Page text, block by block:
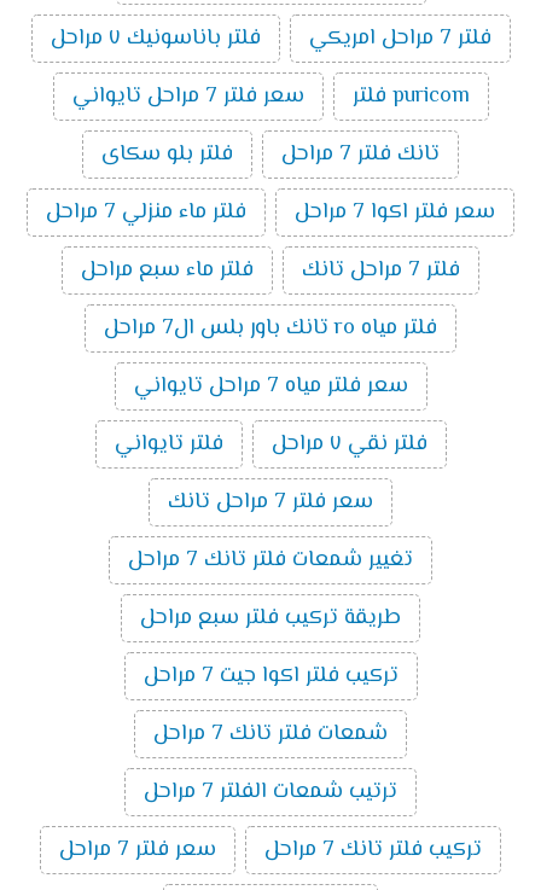
فلتر 7 مراحل امريكي
فلتر باناسونيك ٧ مراحل
puricom فلتر
سعر فلتر 7 مراحل تايواني
تانك فلتر 7 مراحل
فلتر بلو سكاى
سعر فلتر اكوا 7 مراحل
فلتر ماء منزلي 7 مراحل
فلتر 7 مراحل تانك
فلتر ماء سبع مراحل
فلتر مياه ro تانك باور بلس ال7 مراحل
سعر فلتر مياه 7 مراحل تايواني
فلتر نقي ٧ مراحل
فلتر تايواني
سعر فلتر 7 مراحل تانك
تغيير شمعات فلتر تانك 7 مراحل
طريقة تركيب فلتر سبع مراحل
تركيب فلتر اكوا جيت 7 مراحل
شمعات فلتر تانك 7 مراحل
ترتيب شمعات الفلتر 7 مراحل
تركيب فلتر تانك 7 مراحل
سعر فلتر 7 مراحل